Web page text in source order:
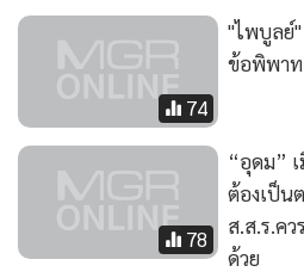
74
"ไพบูลย์
ข้อพิพาท
78
“อุดม”
ต้องเป็น
ส.ส.ร.คว
ด้วย